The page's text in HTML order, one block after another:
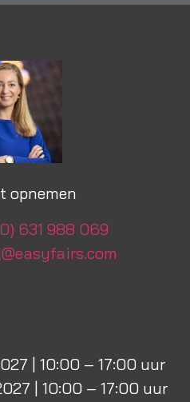
opnemen
631 988 069
| 10:00 – 17:00 uur
| 10:00 – 17:00 uur